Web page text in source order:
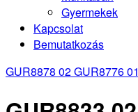
Gyermekek
Kapcsolat
Bemutatkozás
GUR8878 02GUR8776 01